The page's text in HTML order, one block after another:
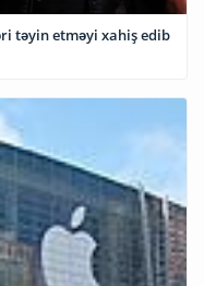
təyin etməyi xahiş edib